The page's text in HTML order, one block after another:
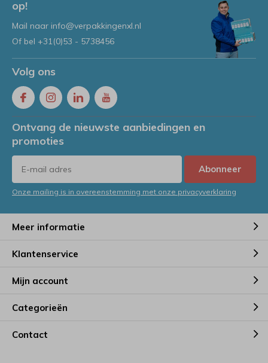
op!
Mail naar info@verpakkingenxl.nl
Of bel +31(0)53 - 5738456
Volg ons
Ontvang de nieuwste aanbiedingen en
promoties
Abonneer
Onze mailing is in overeenstemming met onze privacyverklaring
Meer informatie
Klantenservice
Mijn account
Categorieën
Contact